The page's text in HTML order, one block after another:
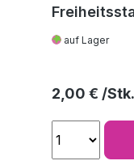
auf Lager
Regulärer
2,00 €